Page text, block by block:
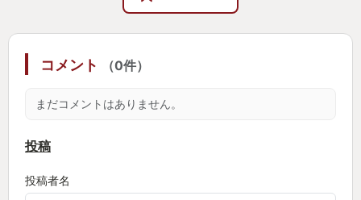
ど、高性能なインプラントはその分値が張るが、い
バい仕事をこなせるインプラントを買う。
my new gearの威力を発揮させるのはいつだって楽
また、本作の大きな魅力にサイバーパンクな衣装デ
しかして、アップデート前は防御力が主に衣装に拠
コメント （0件）
まだコメントはありません。
投稿
投稿者名